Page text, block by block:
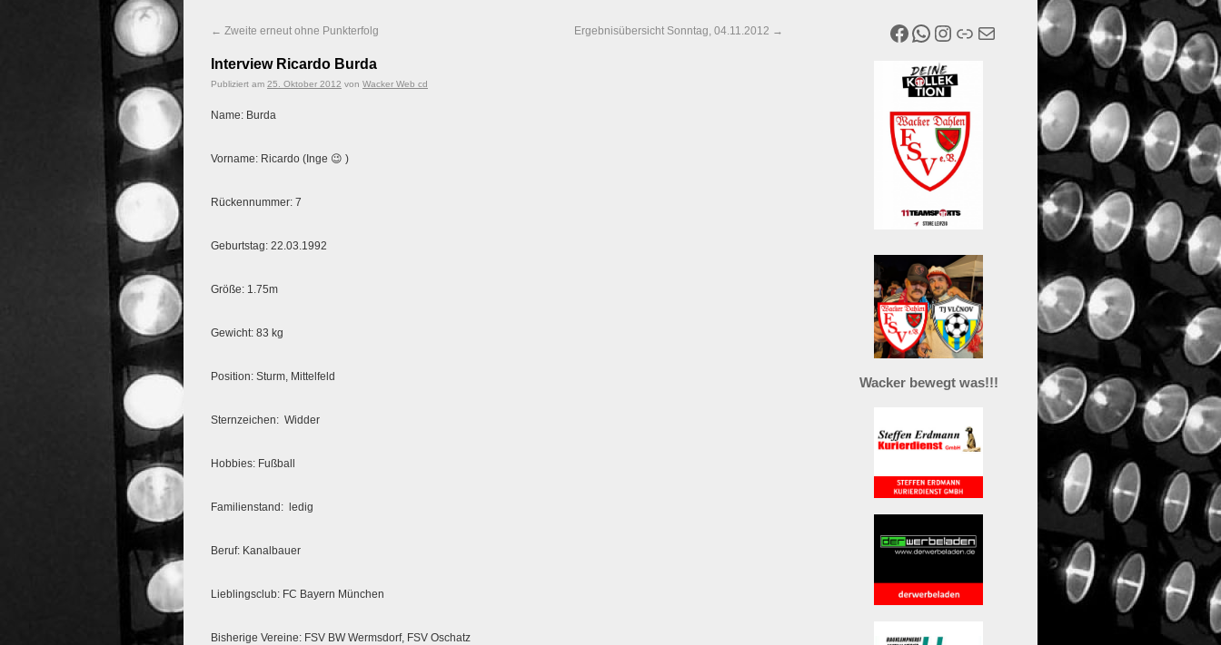
← Zweite erneut ohne Punkterfolg Ergebnisübersicht Sonntag, 04.11.2012 →
Interview Ricardo Burda
Publiziert am 25. Oktober 2012 von Wacker Web cd
Name: Burda
Vorname: Ricardo (Inge 😉 )
Rückennummer: 7
Geburtstag: 22.03.1992
Größe: 1.75m
Gewicht: 83 kg
Position: Sturm, Mittelfeld
Sternzeichen: Widder
Hobbies: Fußball
Familienstand: ledig
Beruf: Kanalbauer
Lieblingsclub: FC Bayern München
Bisherige Vereine: FSV BW Wermsdorf, FSV Oschatz
Wacker bewegt was!!!